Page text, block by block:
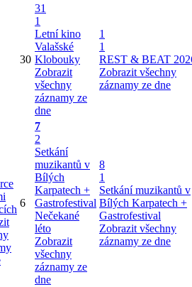
30
31
1
Letní kino
Valašské
Klobouky
Zobrazit
všechny
záznamy ze
dne
1
1
REST & BEAT
Zobrazit všechny
záznamy ze dne
6
7
2
Setkání
muzikantů v
Bílých
Karpatech +
Gastrofestival
Nečekané
léto
Zobrazit
všechny
záznamy ze
dne
8
1
Setkání muzikantů v
Bílých Karpatech +
Gastrofestival
Zobrazit všechny
záznamy ze dne